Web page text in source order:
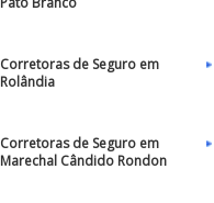
Corretoras de Seguro em
Rolândia
Corretoras de Seguro em
Marechal Cândido Rondon